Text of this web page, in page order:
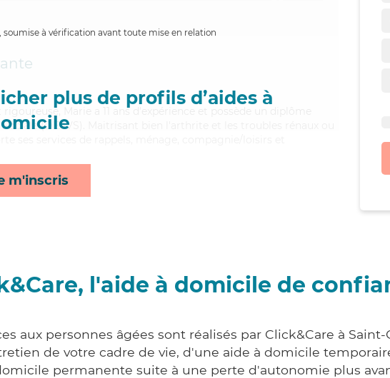
à vérification avant toute mise en relation
plus de profils d’aides à
m'inscris
rigoureuse, Marie a 11 ans d'expérience et possède un diplôme
Sociale (DEAVS). Maitrisant bien l'arthrite et les troubles rénaux ou
l'aide à domicile de
aux personnes âgées sont réalisés par Click&Care à Saint-
de votre cadre de vie, d'une aide à domicile
permanente suite à une perte d'autonomie plus